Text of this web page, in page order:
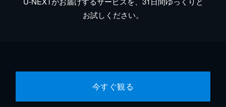
お試しください。
今すぐ観る